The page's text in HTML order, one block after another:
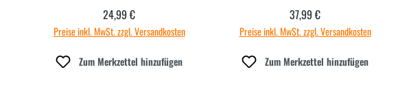
Regulärer Preis:
24,99 €
Preise inkl. MwSt. zzgl. Versandkosten
Zum Merkzettel hinzufügen
Regulärer Preis:
37,99 €
Preise inkl. MwSt. zzgl. Versandkosten
Zum Merkzettel hinzufügen